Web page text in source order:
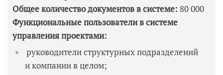
Общее количество документов в системе: 80 000
Функциональные пользователи в системе
управления проектами:
руководители структурных подразделений
и компании в целом;